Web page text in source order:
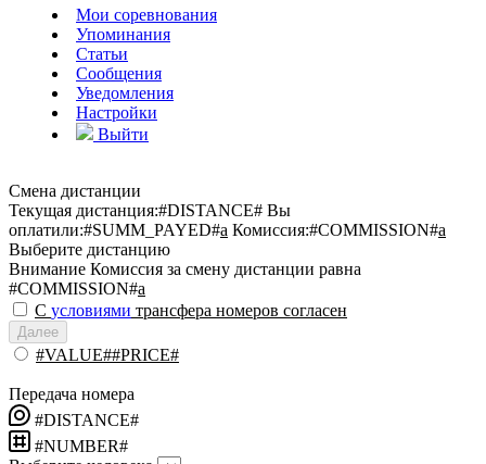
Мои соревнования
Упоминания
Статьи
Сообщения
Уведомления
Настройки
Выйти
Смена дистанции
Текущая дистанция:#DISTANCE# Вы
оплатили:#SUMM_PAYED#a Комиссия:#COMMISSION#a
Выберите дистанцию
Внимание Комиссия за смену дистанции равна
#COMMISSION#a
С условиями трансфера номеров согласен
Далее
#VALUE##PRICE#
Передача номера
#DISTANCE#
#NUMBER#